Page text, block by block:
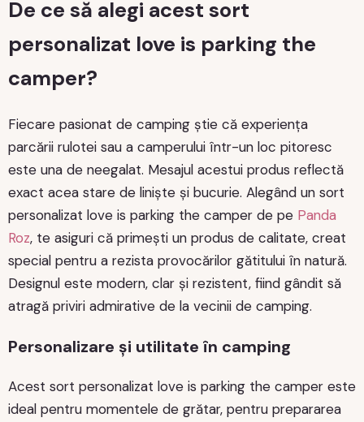
De ce să alegi acest sort
personalizat love is parking the
camper?
Fiecare pasionat de camping știe că experiența
parcării rulotei sau a camperului într-un loc pitoresc
este una de neegalat. Mesajul acestui produs reflectă
exact acea stare de liniște și bucurie. Alegând un sort
personalizat love is parking the camper de pe Panda
Roz, te asiguri că primești un produs de calitate, creat
special pentru a rezista provocărilor gătitului în natură.
Designul este modern, clar și rezistent, fiind gândit să
atragă priviri admirative de la vecinii de camping.
Personalizare și utilitate în camping
Acest sort personalizat love is parking the camper este
ideal pentru momentele de grătar, pentru prepararea